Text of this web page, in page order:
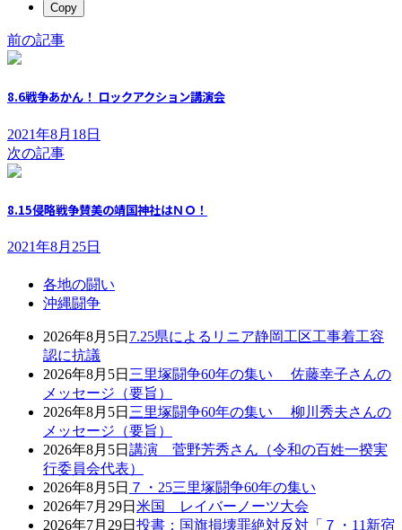
Copy
前の記事
8.6戦争あかん！ ロックアクション講演会
2021年8月18日
次の記事
8.15侵略戦争賛美の靖国神社はＮＯ！
2021年8月25日
各地の闘い
沖縄闘争
2026年8月5日 7.25県によるリニア静岡工区工事着工容
認に抗議
2026年8月5日 三里塚闘争60年の集い 佐藤幸子さんの
メッセージ（要旨）
2026年8月5日 三里塚闘争60年の集い 柳川秀夫さんの
メッセージ（要旨）
2026年8月5日 講演 菅野芳秀さん（令和の百姓一揆実
行委員会代表）
2026年8月5日 ７・25三里塚闘争60年の集い
2026年7月29日 米国 レイバーノーツ大会
2026年7月29日 投書：国旗損壊罪絶対反対「７・11新宿